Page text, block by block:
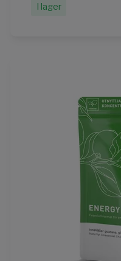
I lager